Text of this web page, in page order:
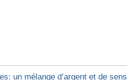
un mélange d’argent et de sens